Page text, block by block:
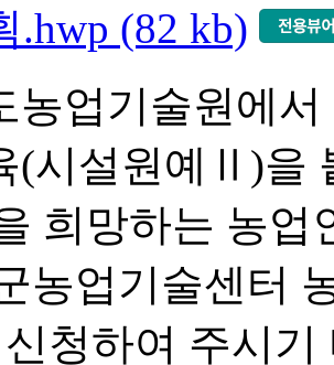
.hwp (82 kb)
농업기술원에
(시설원예Ⅱ)을
희망하는 농업
농업기술센터
청하여 주시기